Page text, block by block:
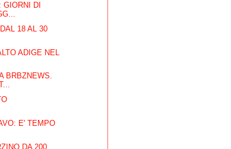
GIORNI DI
18 AL 30
ADIGE NEL
BRBZNEWS.
E' TEMPO
DA 200